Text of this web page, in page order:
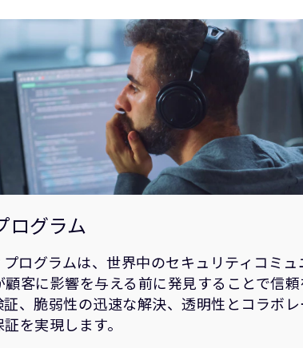
ログラム
ログラムは、世界中のセキュリティコミュ
客に影響を与える前に発見することで信
、脆弱性の迅速な解決、透明性とコラボ
を実現します。